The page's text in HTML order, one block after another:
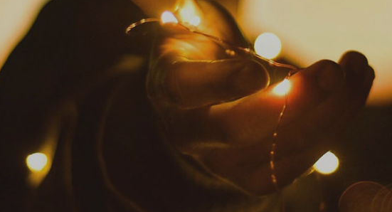
GAGNER DU CASH